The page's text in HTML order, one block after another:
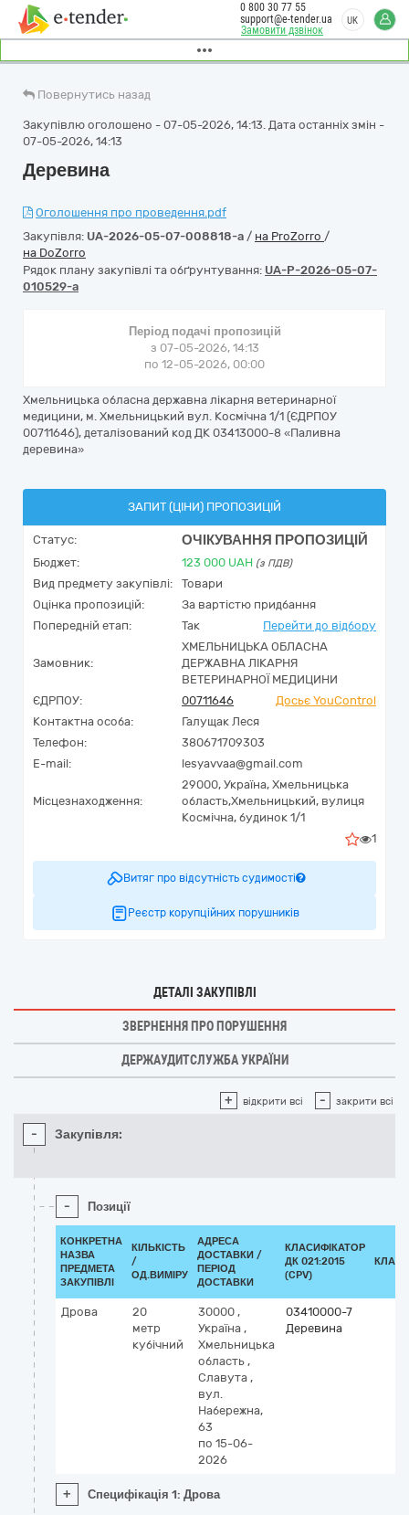
Замовити дзвінок
0 800 30 77 55
support@e-tender.ua
UK
Повернутись назад
Закупівлю оголошено - 07-05-2026, 14:13. Дата останніх змін -
07-05-2026, 14:13
Деревина
Оголошення про проведення.pdf
Закупівля: UA-2026-05-07-008818-a / на ProZorro /
на DoZorro
Рядок плану закупівлі та обґрунтування: UA-P-2026-05-07-
010529-a
Період подачі пропозицій
з 07-05-2026, 14:13
по 12-05-2026, 00:00
Хмельницька обласна державна лікарня ветеринарної
медицини, м. Хмельницький вул. Космічна 1/1 (ЄДРПОУ
00711646), деталізований код ДК 03413000-8 «Паливна
деревина»
ЗАПИТ (ЦІНИ) ПРОПОЗИЦІЙ
Статус: ОЧІКУВАННЯ ПРОПОЗИЦІЙ
Бюджет: 123 000 UAH (з ПДВ)
Вид предмету закупівлі:
Товари
Оцінка пропозицій:
За вартістю придбання
Попередній етап:
Так Перейти до відбору
Замовник:
ХМЕЛЬНИЦЬКА ОБЛАСНА
ДЕРЖАВНА ЛІКАРНЯ
ВЕТЕРИНАРНОЇ МЕДИЦИНИ
ЄДРПОУ:
00711646
Досьє YouControl
Контактна особа:
Галущак Леся
Телефон:
380671709303
E-mail:
lesyavvaa@gmail.com
Місцезнаходження:
29000, Україна, Хмельницька
область,Хмельницький, вулиця
Космічна, будинок 1/1
1
Витяг про відсутність судимості
Реєстр корупційних порушників
ДЕТАЛІ ЗАКУПІВЛІ
ЗВЕРНЕННЯ ПРО ПОРУШЕННЯ
ДЕРЖАУДИТСЛУЖБА УКРАЇНИ
+ відкрити всі - закрити всі
- Закупівля:
- Позиції
КОНКРЕТНА
НАЗВА
ПРЕДМЕТА
ЗАКУПІВЛІ
КІЛЬКІСТЬ
/
ОД.ВИМІРУ
АДРЕСА
ДОСТАВКИ /
ПЕРІОД
ДОСТАВКИ
КЛАСИФІКАТОР
ДК 021:2015
(CPV)
Дрова
20
метр
кубічний
30000 ,
Україна ,
Хмельницька
область ,
Славута ,
вул.
Набережна,
63
по 15-06-
2026
03410000-7
Деревина
+ Специфікація 1: Дрова